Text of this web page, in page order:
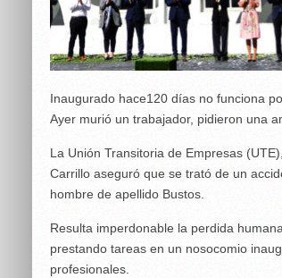
Inaugurado hace120 días no funciona
Ayer murió un trabajador, pidieron una
La Unión Transitoria de Empresas
Carrillo aseguró que se trató de un
hombre de apellido Bustos.
Resulta imperdonable la perdida
prestando tareas en un nosocomio
profesionales.